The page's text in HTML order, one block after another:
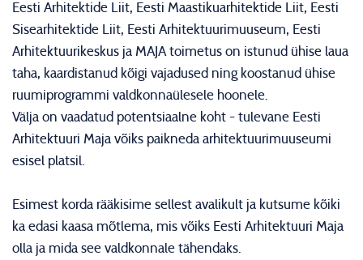
Eesti Arhitektide Liit, Eesti Maastikuarhitektide Liit, Eesti
Sisearhitektide Liit, Eesti Arhitektuurimuuseum, Eesti
Arhitektuurikeskus ja MAJA toimetus on istunud ühise laua
taha, kaardistanud kõigi vajadused ning koostanud ühise
ruumiprogrammi valdkonnaülesele hoonele.
Välja on vaadatud potentsiaalne koht - tulevane Eesti
Arhitektuuri Maja võiks paikneda arhitektuurimuuseumi
esisel platsil.
Esimest korda rääkisime sellest avalikult ja kutsume kõiki
ka edasi kaasa mõtlema, mis võiks Eesti Arhitektuuri Maja
olla ja mida see valdkonnale tähendaks.